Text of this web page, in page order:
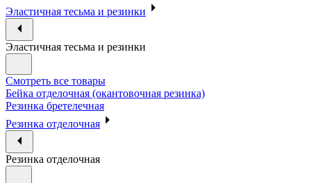
Эластичная тесьма и резинки
Эластичная тесьма и резинки
Смотреть все товары
Бейка отделочная (окантовочная резинка)
Резинка бретелечная
Резинка отделочная
Резинка отделочная